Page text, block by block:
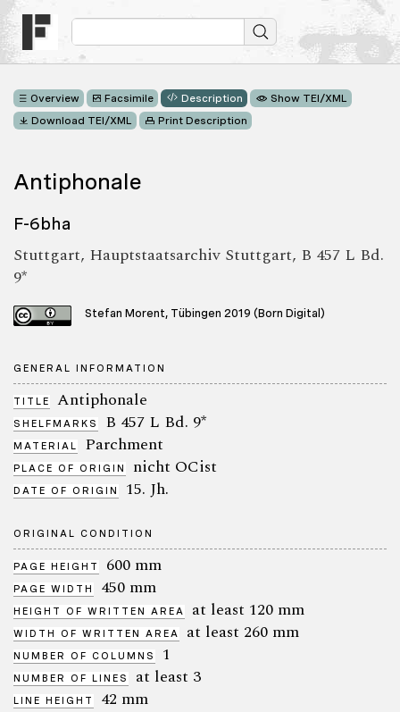
Overview Facsimile Description
Show TEI/XML
Download TEI/XML
Print Description
Antiphonale
F-6bha
Stuttgart, Hauptstaatsarchiv Stuttgart, B 457 L Bd.
9*
Stefan Morent, Tübingen 2019 (Born Digital)
GENERAL INFORMATION
TITLE Antiphonale
SHELFMARKS B 457 L Bd. 9*
MATERIAL Parchment
PLACE OF ORIGIN nicht OCist
DATE OF ORIGIN 15. Jh.
ORIGINAL CONDITION
PAGE HEIGHT 600 mm
PAGE WIDTH 450 mm
HEIGHT OF WRITTEN AREA at least 120 mm
WIDTH OF WRITTEN AREA at least 260 mm
NUMBER OF COLUMNS 1
NUMBER OF LINES at least 3
LINE HEIGHT 42 mm